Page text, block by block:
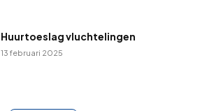
Huurtoeslag vluchtelingen
13 februari 2025